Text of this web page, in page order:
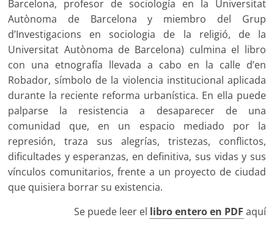
Barcelona, profesor de sociología en la Universitat
Autònoma de Barcelona y miembro del Grup
d’Investigacions en sociologia de la religió, de la
Universitat Autònoma de Barcelona) culmina el libro
con una etnografía llevada a cabo en la calle d’en
Robador, símbolo de la violencia institucional aplicada
durante la reciente reforma urbanística. En ella puede
palparse la resistencia a desaparecer de una
comunidad que, en un espacio mediado por la
represión, traza sus alegrías, tristezas, conflictos,
dificultades y esperanzas, en definitiva, sus vidas y sus
vínculos comunitarios, frente a un proyecto de ciudad
que quisiera borrar su existencia.
Se puede leer el libro entero en PDF aquí